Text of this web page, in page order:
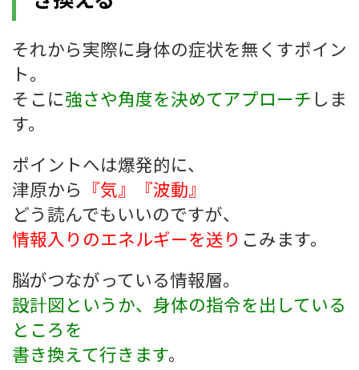
それから実際に身体の症状を無くすポイン
ト。
そこに強さや角度を決めてアプローチ しま
す。
ポイントへは爆発的に、
津原から 『気』『波動』
どう読んでもいいのですが、
情報入りのエネルギーを送り こみます。
脳がつながっている情報層。
設計図というか、身体の指令を出している
ところを
書き換えて行きます。